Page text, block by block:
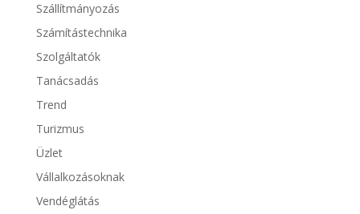
Szállítmányozás
Számítástechnika
Szolgáltatók
Tanácsadás
Trend
Turizmus
Üzlet
Vállalkozásoknak
Vendéglátás